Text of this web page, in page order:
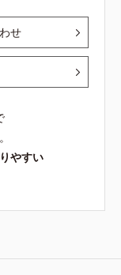
せ
やすい